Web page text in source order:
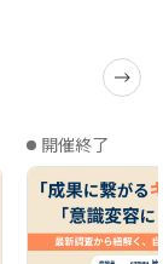
開催終了